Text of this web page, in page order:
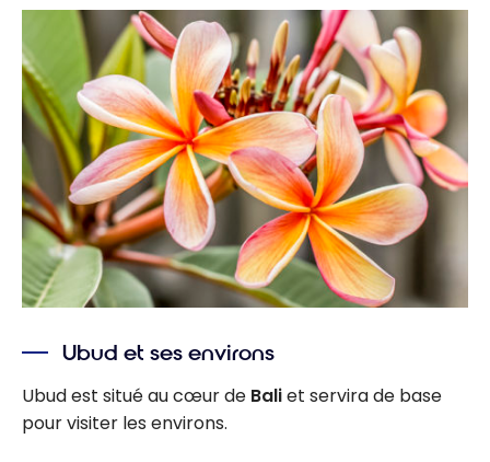
Ubud et ses environs
Ubud est situé au cœur de Baliet servira de base
pour visiter les environs.